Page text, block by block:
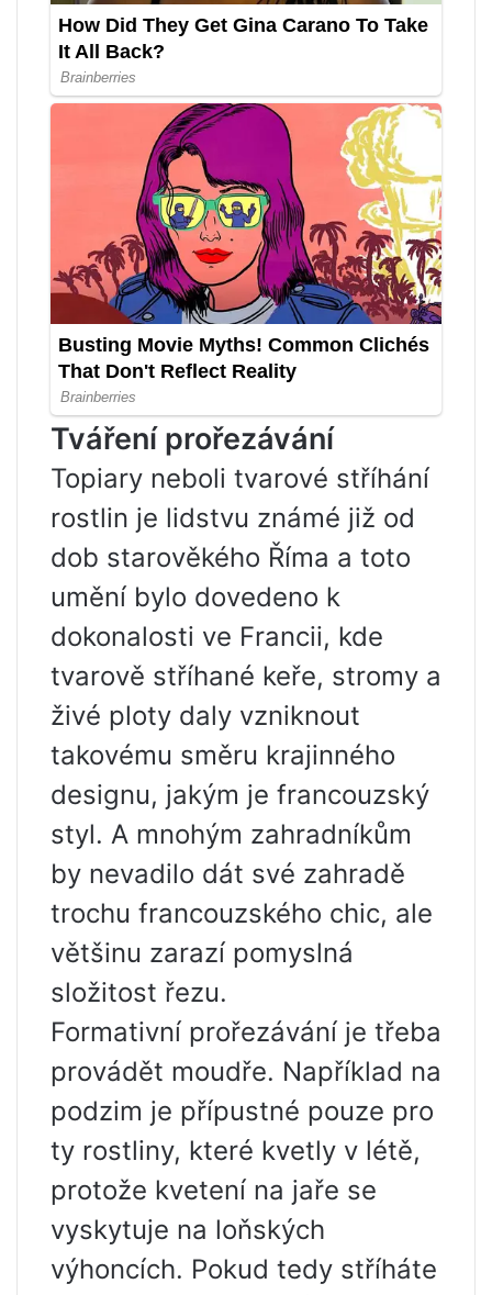
Tváření prořezávání
Topiary neboli tvarové stříhání
rostlin je lidstvu známé již od
dob starověkého Říma a toto
umění bylo dovedeno k
dokonalosti ve Francii, kde
tvarově stříhané keře, stromy a
živé ploty daly vzniknout
takovému směru krajinného
designu, jakým je francouzský
styl. A mnohým zahradníkům
by nevadilo dát své zahradě
trochu francouzského chic, ale
většinu zarazí pomyslná
složitost řezu.
Formativní prořezávání je třeba
provádět moudře. Například na
podzim je přípustné pouze pro
ty rostliny, které kvetly v létě,
protože kvetení na jaře se
vyskytuje na loňských
výhoncích. Pokud tedy stříháte